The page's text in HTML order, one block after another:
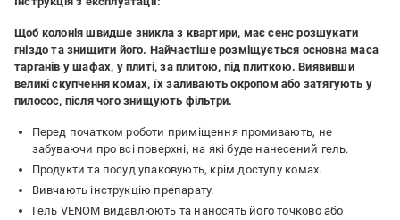
Щоб колонія швидше зникла з квартири, має сенс розшукати
гніздо та знищити його. Найчастіше розміщується основна маса
тарганів у шафах, у плиті, за плитою, під плиткою. Виявивши
великі скупчення комах, їх заливають окропом або затягують у
пилосос, після чого знищують фільтри.
Перед початком роботи приміщення промивають, не
забуваючи про всі поверхні, на які буде нанесений гель.
Продукти та посуд упаковують, крім доступу комах.
Вивчають інструкцію препарату.
Гель VENOM видавлюють та наносять його точково або